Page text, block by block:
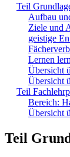
Teil
Aufbau
Ziele und
geistige
Lernen
Übersicht
Übersicht
Teil
Bereich:
Übersicht
Teil